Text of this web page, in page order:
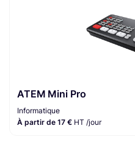
ATEM Mini Pro
Informatique
À partir de 17 € HT /jour